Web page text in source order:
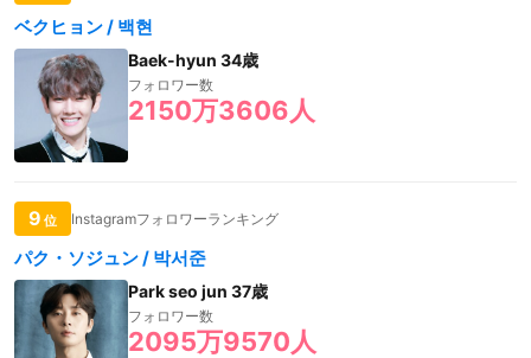
ベクヒョン / 백현
Baek-hyun 34歳
フォロワー数
2150万3606人
9 位 Instagramフォロワーランキング
パク・ソジュン / 박서준
Park seo jun 37歳
フォロワー数
2095万9570人